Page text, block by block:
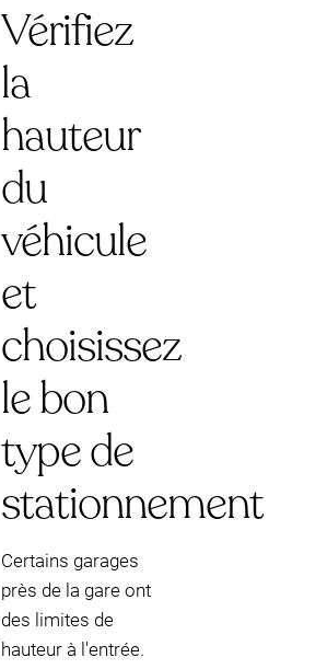
Vérifiez
la
hauteur
du
véhicule
et
choisissez
le bon
type de
stationnement
Certains garages
près de la gare ont
des limites de
hauteur à l'entrée.